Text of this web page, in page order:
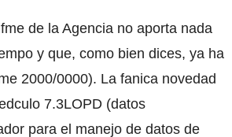
de la Agencia no aporta nada
y que, como bien dices, ya ha
2000/0000). La fanica novedad
7.3LOPD (datos
para el manejo de datos de